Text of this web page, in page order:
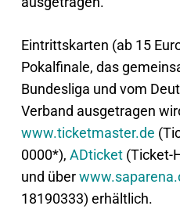
Eintrittskarten (ab 15
Pokalfinale, das
Bundesliga und vom
Verband ausgetragen
www.ticketmaster.de
0000*), ADticket(Ticket-
und über
18190333) erhältlich.